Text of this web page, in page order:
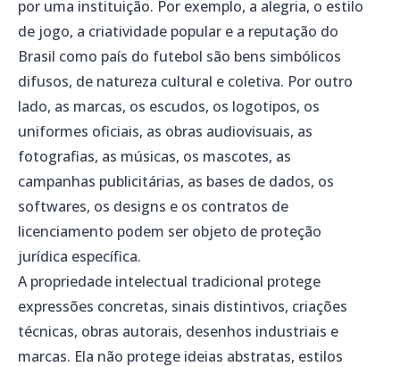
por uma instituição. Por exemplo, a alegria, o estilo
de jogo, a criatividade popular e a reputação do
Brasil como país do futebol são bens simbólicos
difusos, de natureza cultural e coletiva. Por outro
lado, as marcas, os escudos, os logotipos, os
uniformes oficiais, as obras audiovisuais, as
fotografias, as músicas, os mascotes, as
campanhas publicitárias, as bases de dados, os
softwares, os designs e os contratos de
licenciamento podem ser objeto de proteção
jurídica específica.
A propriedade intelectual tradicional protege
expressões concretas, sinais distintivos, criações
técnicas, obras autorais, desenhos industriais e
marcas. Ela não protege ideias abstratas, estilos